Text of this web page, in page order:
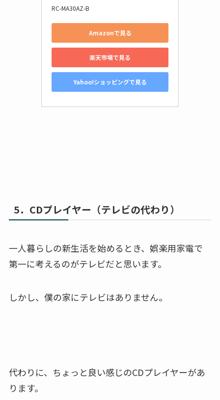
RC-MA30AZ-B
Amazonで見る
楽天市場で見る
Yahoo!ショッピングで見る
5．CDプレイヤー（テレビの代わり）
一人暮らしの新生活を始めるとき、娯楽用家電で
第一に考えるのがテレビだと思います。
しかし、僕の家にテレビはありません。
代わりに、ちょっと良い感じのCDプレイヤーがあ
ります。